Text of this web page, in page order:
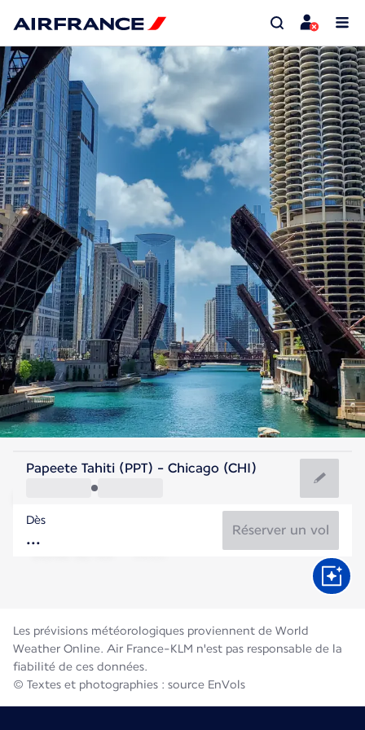
Etats-Unis
Chicago
Etats-Unis
Durée du vol
Papeete Tahiti (PPT) - Chicago (CHI)
Dès
Réserver un vol
Les prévisions météorologiques proviennent de World
Weather Online. Air France-KLM n'est pas responsable de la
fiabilité de ces données.
© Textes et photographies : source EnVols